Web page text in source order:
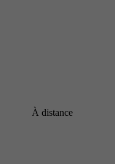
À distance